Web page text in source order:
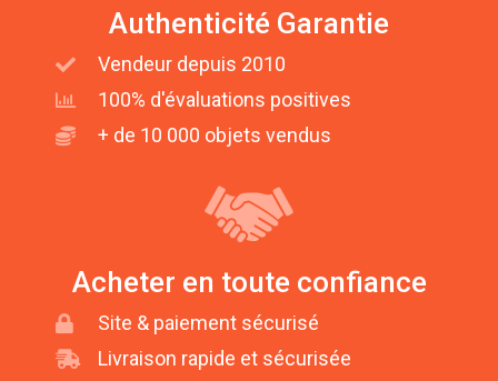
Authenticité Garantie
Vendeur depuis 2010
100% d'évaluations positives
+ de 10 000 objets vendus
Acheter en toute confiance
Site & paiement sécurisé
Livraison rapide et sécurisée